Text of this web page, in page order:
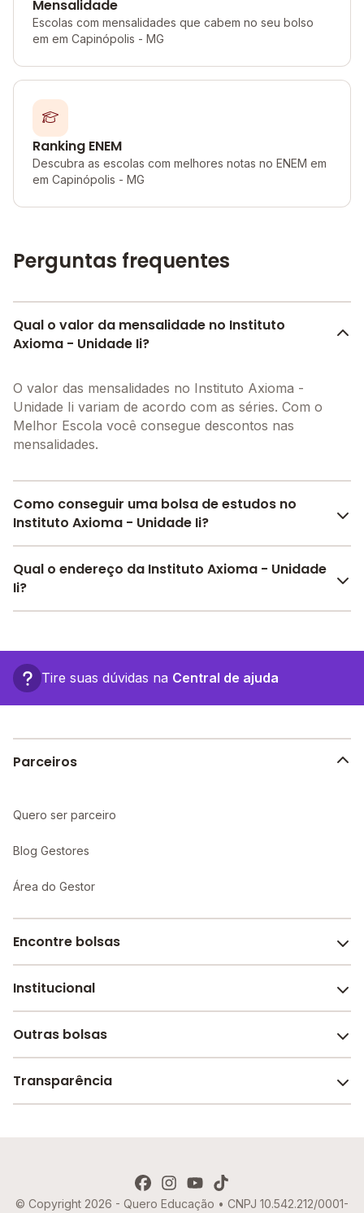
Mensalidade
Escolas com mensalidades que cabem no seu bolso
em em Capinópolis - MG
Ranking ENEM
Descubra as escolas com melhores notas no ENEM em
em Capinópolis - MG
Perguntas frequentes
Qual o valor da mensalidade no Instituto
Axioma - Unidade Ii?
O valor das mensalidades no Instituto Axioma -
Unidade Ii variam de acordo com as séries. Com o
Melhor Escola você consegue descontos nas
mensalidades.
Como conseguir uma bolsa de estudos no
Instituto Axioma - Unidade Ii?
Pesquise bolsas disponíveis no Melhor Escola e
encontre o melhor desconto para você.
Qual o endereço da Instituto Axioma - Unidade
Ii?
- MG.
Tire suas dúvidas na Central de ajuda
Parceiros
Quero ser parceiro
Blog Gestores
Área do Gestor
Encontre bolsas
Melhores escolas de São Paulo
Escolas por cidade e bairro
Institucional
Sobre o Melhor Escola
Revista Melhor Escola
Outras bolsas
Faculdades e universidades
Transparência
Política de Cookies
© Copyright 2026 - Quero Educação • CNPJ 10.542.212/0001-